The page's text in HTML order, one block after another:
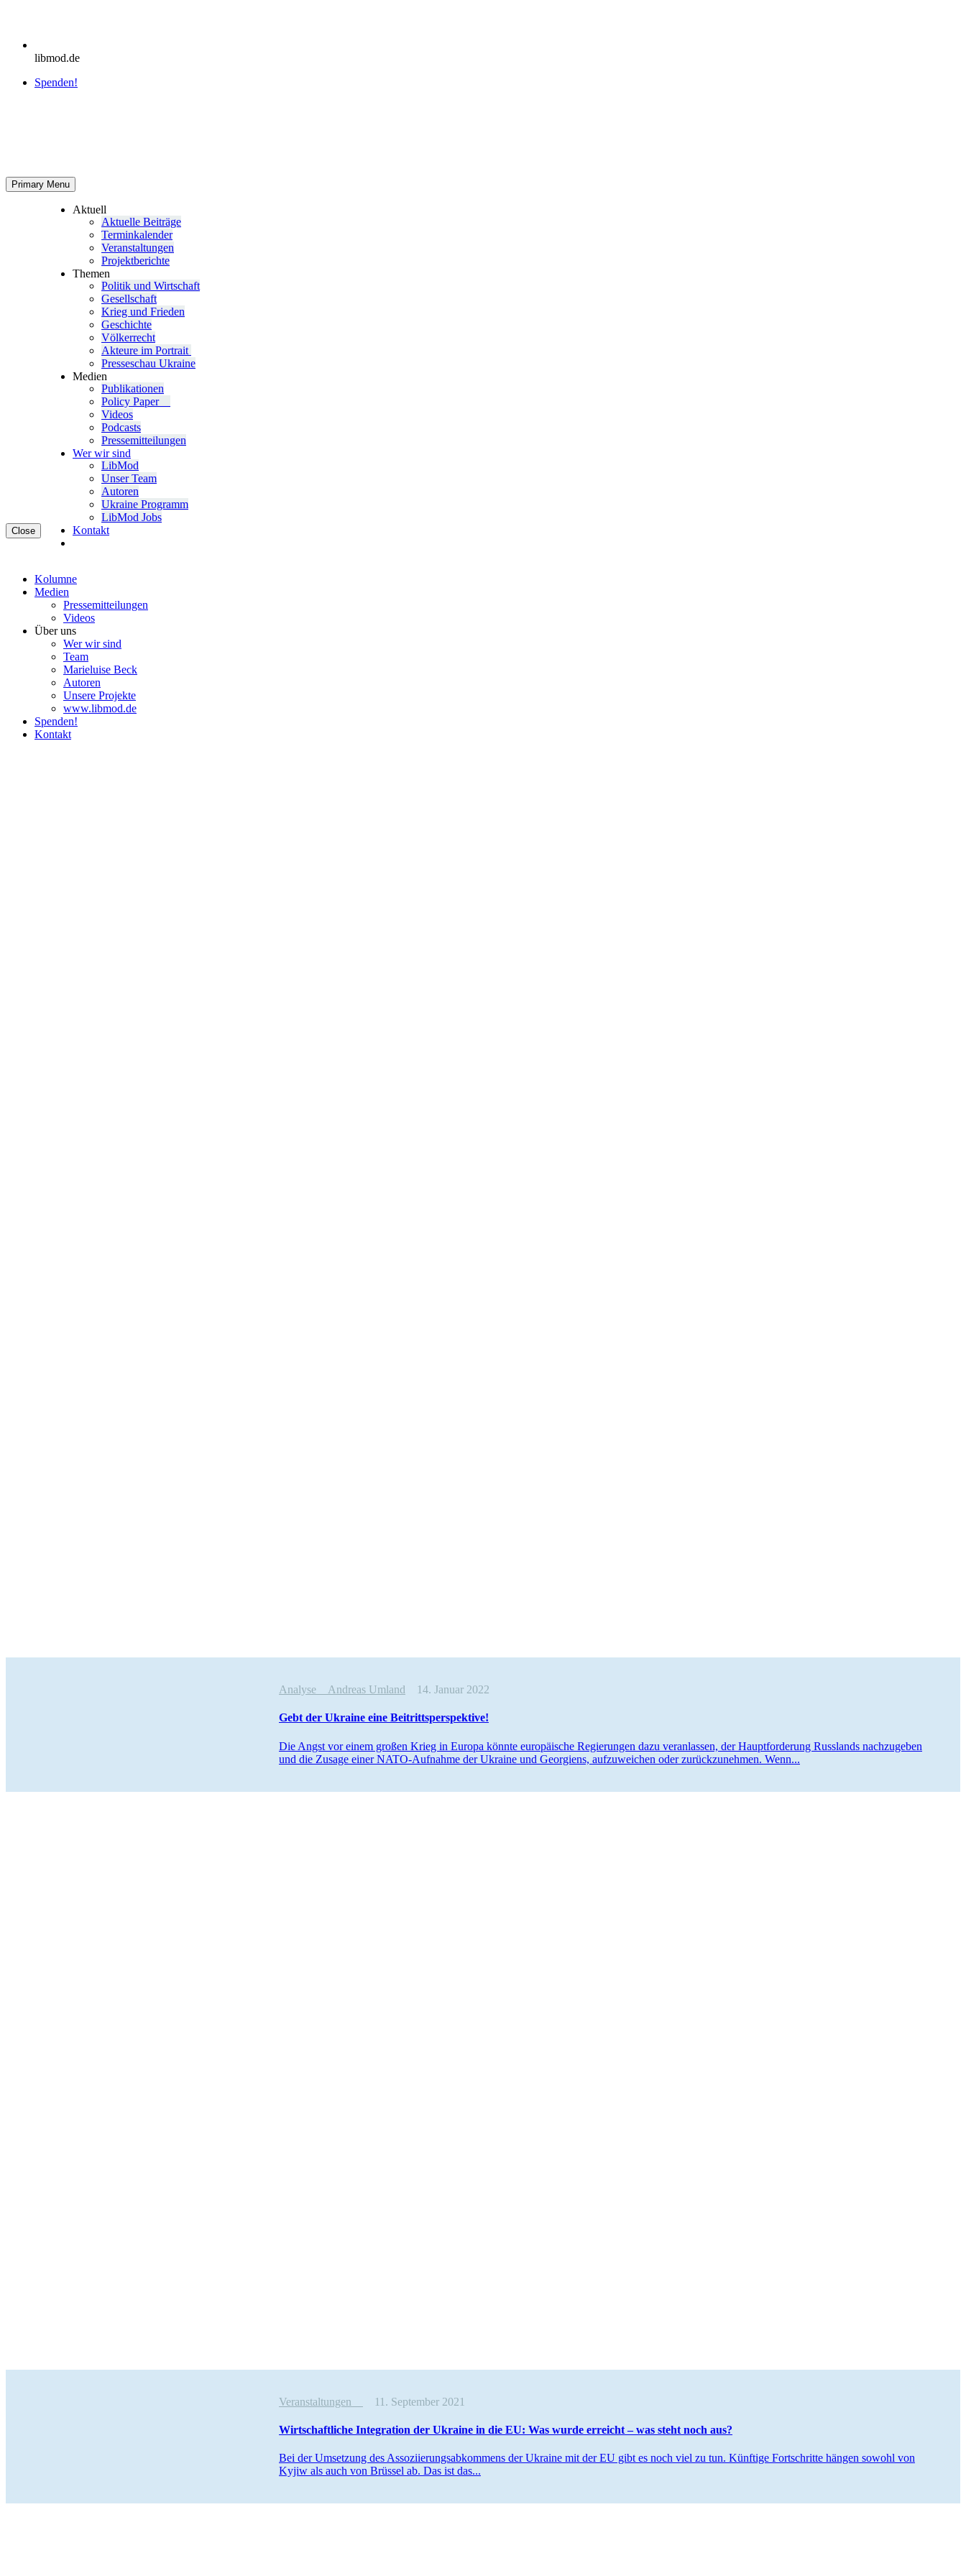
libmod.de
Spenden!
Primary Menu
Close
Aktuell
Aktu­elle Beiträge
Ter­min­ka­len­der
Ver­an­stal­tun­gen
Pro­jekt­be­richte
Themen
Politik und Wirtschaft
Gesell­schaft
Krieg und Frieden
Geschichte
Völ­ker­recht
Akteure im Portrait
Pres­se­schau Ukraine
Medien
Publi­ka­tio­nen
Policy Paper
Videos
Pod­casts
Pres­se­mit­tei­lun­gen
Wer wir sind
LibMod
Unser Team
Autoren
Ukraine Pro­gramm
LibMod Jobs
Kontakt
Kolumne
Medien
Pres­se­mit­tei­lun­gen
Videos
Über uns
Wer wir sind
Team
Marie­luise Beck
Autoren
Unsere Pro­jekte
www.libmod.de
Spenden!
Kontakt
Analyse Andreas Umland 14. Januar 2022
Gebt der Ukraine eine Beitrittsperspektive!
Die Angst vor einem großen Krieg in Europa könnte euro­päi­sche Regie­run­gen dazu ver­an­las­sen, der Haupt­for­de­rung Russ­lands nach­zu­ge­ben
und die Zusage einer NATO-Auf­­­nahme der Ukraine und Geor­gi­ens, auf­zu­wei­chen oder zurück­zu­neh­men. Wenn...
Veranstaltungen 11. September 2021
Wirt­schaft­li­che Inte­gra­tion der Ukraine in die EU: Was wurde erreicht – was steht noch aus?
Bei der Umset­zung des Asso­zi­ie­rungs­ab­kom­mens der Ukraine mit der EU gibt es noch viel zu tun. Künf­tige Fort­schritte hängen sowohl von
Kyjiw als auch von Brüssel ab. Das ist das...